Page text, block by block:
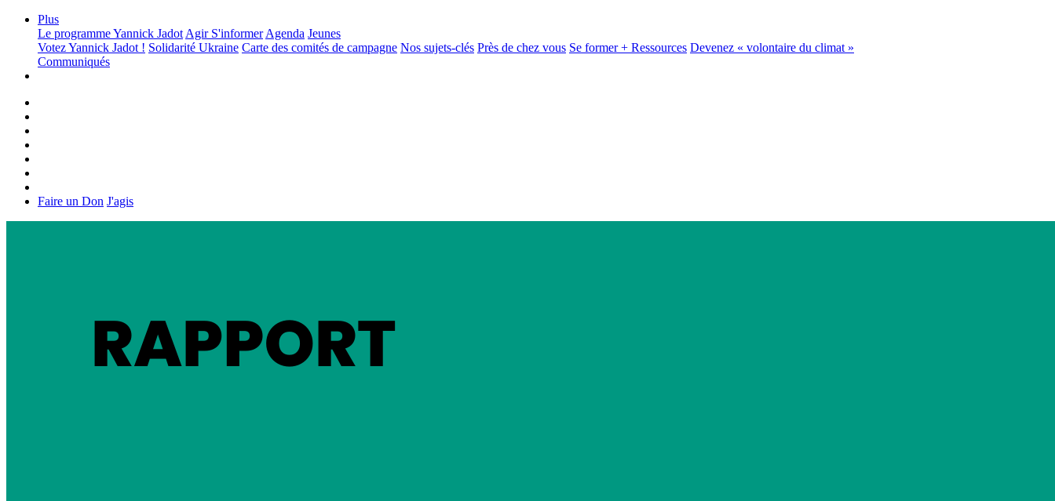
Plus
Le programmeYannick Jadot Agir S'informer Agenda Jeunes
Votez Yannick Jadot ! Solidarité Ukraine Carte des comités de campagne Nos sujets-clés Près de chez vous Se former + Ressources Devenez « volontaire du climat »
Communiqués
Faire un Don J'agis